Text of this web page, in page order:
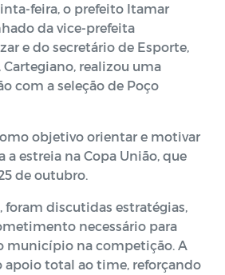
feira, o prefeito Itamar
da vice-prefeita
e do secretário de Esporte,
Cartegiano, realizou uma
com a seleção de Poço
objetivo orientar e motivar
a estreia na Copa União, que
de outubro.
foram discutidas estratégias,
necessário para
município na competição. A
apoio total ao time, reforçando